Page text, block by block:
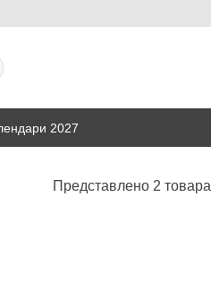
2027
Представлено 2 товара